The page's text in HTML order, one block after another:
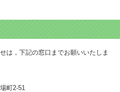
は，下記の窓口までお願いいたしま
町2-51